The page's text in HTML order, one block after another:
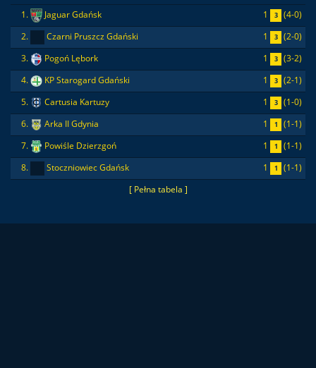
[ Pełna tabela ]
1. Jaguar Gdańsk 1 3
(4-0)
2.
Czarni Pruszcz Gdański 1 3
(2-0)
3.
Pogoń Lębork 1 3
(3-2)
4.
KP Starogard Gdański 1 3
(2-1)
5.
Cartusia Kartuzy 1 3
(1-0)
6.
Arka II Gdynia 1 1
(1-1)
7.
Powiśle Dzierzgoń 1 1
(1-1)
8.
Stoczniowiec Gdańsk 1 1 (1-1)